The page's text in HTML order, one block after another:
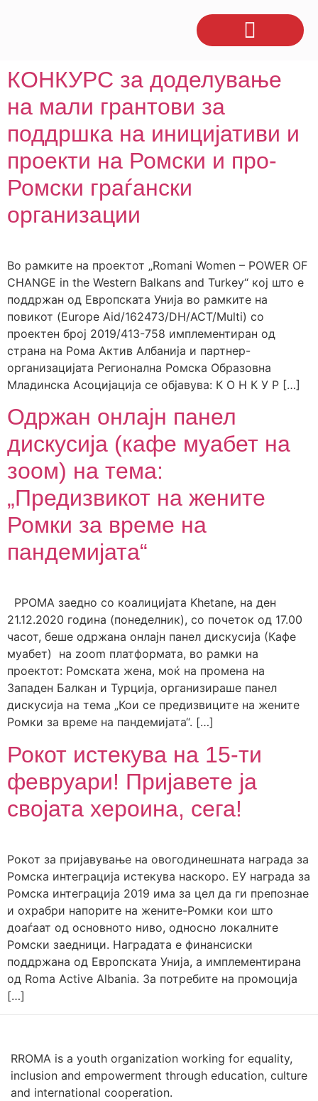
КОНКУРС за доделување
на мали грантови за
поддршка на иницијативи и
проекти на Ромски и про-
Ромски граѓански
организации
Во рамките на проектот „Romani Women – POWER OF
CHANGE in the Western Balkans and Turkey“ кој што е
поддржан од Европската Унија во рамките на
повикот (Europe Aid/162473/DH/ACT/Multi) со
проектен број 2019/413-758 имплементиран од
страна на Рома Актив Албанија и партнер-
организацијата Регионална Ромска Образовна
Младинска Асоцијација се објавува: К О Н К У Р […]
Одржан онлајн панел
дискусија (кафе муабет на
зоом) на тема:
„Предизвикот на жените
Ромки за време на
пандемијата“
РРОМА заедно со коалицијата Khetane, на ден
21.12.2020 година (понеделник), со почеток од 17.00
часот, беше одржана онлајн панел дискусија (Кафе
муабет) на zoom платформата, во рамки на
проектот: Ромската жена, моќ на промена на
Западен Балкан и Турција, организираше панел
дискусија на тема „Кои се предизвиците на жените
Ромки за време на пандемијата“. […]
Рокот истекува на 15-ти
февруари! Пријавете ја
својата хероина, сега!
Рокот за пријавување на овогодинешната награда за
Ромска интеграција истекува наскоро. ЕУ награда за
Ромска интеграција 2019 има за цел да ги препознае
и охрабри напорите на жените-Ромки кои што
доаѓаат од основното ниво, односно локалните
Ромски заедници. Наградата е финансиски
поддржана од Европската Унија, а имплементирана
од Roma Active Albania. За потребите на промоција
[…]
RROMA is a youth organization working for equality,
inclusion and empowerment through education, culture
and international cooperation.